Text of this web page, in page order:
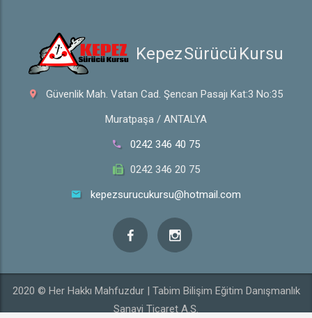
Kepez Sürücü Kursu
Güvenlik Mah. Vatan Cad. Şencan Pasajı Kat:3 No:35
Muratpaşa / ANTALYA
0242 346 40 75
0242 346 20 75
kepezsurucukursu@hotmail.com
2020 © Her Hakkı Mahfuzdur | Tabim Bilişim Eğitim Danışmanlık
Sanayi Ticaret A.Ş.